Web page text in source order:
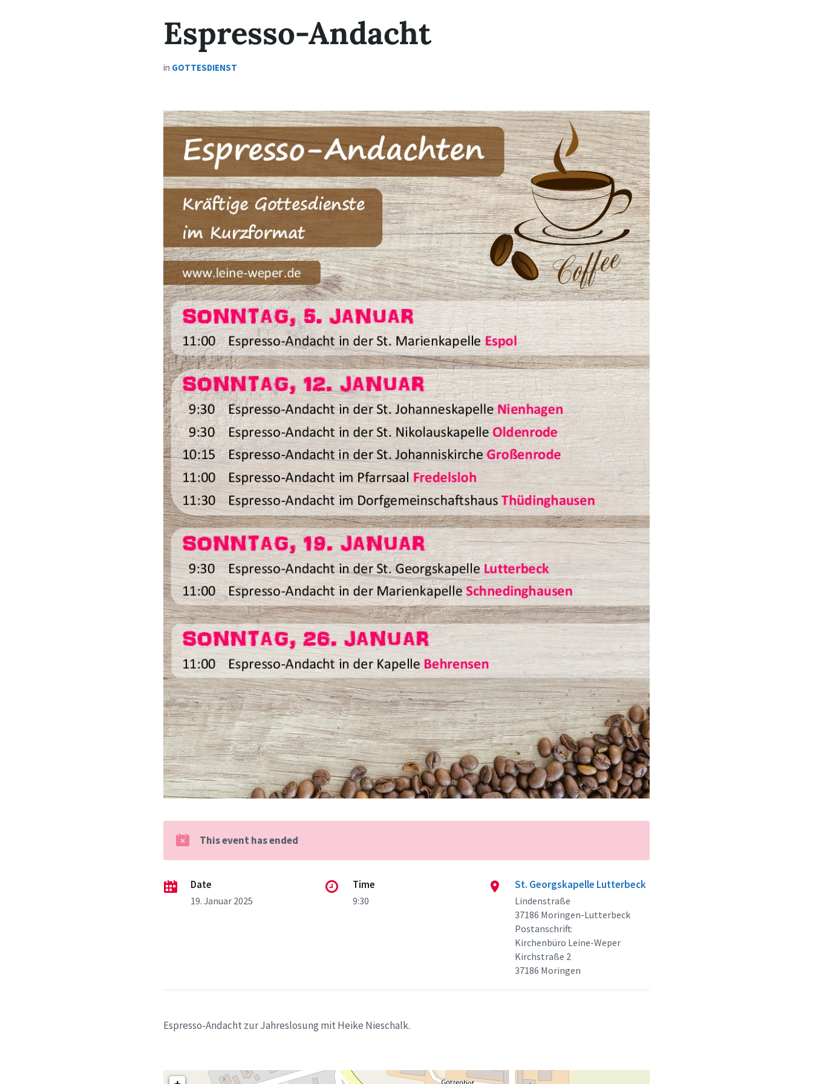
Espresso-Andacht
in GOTTESDIENST
This event has ended
Date
19. Januar 2025
Time
9:30
St. Georgskapelle Lutterbeck
Lindenstraße
37186 Moringen-Lutterbeck
Postanschrift:
Kirchenbüro Leine-Weper
Kirchstraße 2
37186 Moringen
Espresso-Andacht zur Jahreslosung mit Heike Nieschalk.